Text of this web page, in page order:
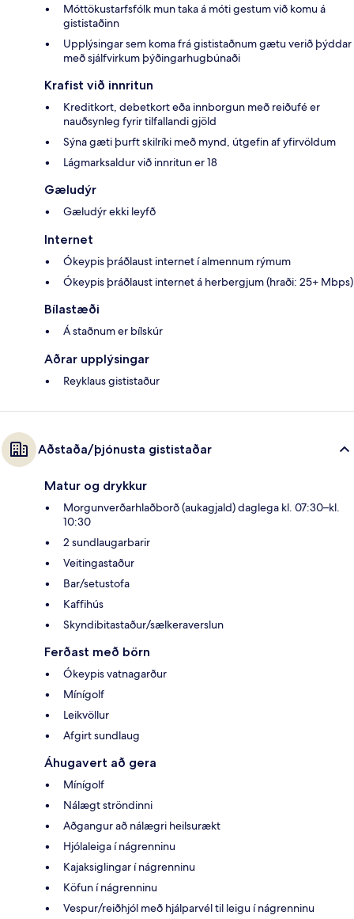
Móttökustarfsfólk mun taka á móti gestum við komu á
gististaðinn
Upplýsingar sem koma frá gististaðnum gætu verið þýddar
með sjálfvirkum þýðingarhugbúnaði
Krafist við innritun
Kreditkort, debetkort eða innborgun með reiðufé er
nauðsynleg fyrir tilfallandi gjöld
Sýna gæti þurft skilríki með mynd, útgefin af yfirvöldum
Lágmarksaldur við innritun er 18
Gæludýr
Gæludýr ekki leyfð
Internet
Ókeypis þráðlaust internet í almennum rýmum
Ókeypis þráðlaust internet á herbergjum (hraði: 25+ Mbps)
Bílastæði
Á staðnum er bílskúr
Aðrar upplýsingar
Reyklaus gististaður
Aðstaða/þjónusta gististaðar
Matur og drykkur
Morgunverðarhlaðborð (aukagjald) daglega kl. 07:30–kl.
10:30
2 sundlaugarbarir
Veitingastaður
Bar/setustofa
Kaffihús
Skyndibitastaður/sælkeraverslun
Ferðast með börn
Ókeypis vatnagarður
Mínígolf
Leikvöllur
Afgirt sundlaug
Áhugavert að gera
Mínígolf
Nálægt ströndinni
Aðgangur að nálægri heilsurækt
Hjólaleiga í nágrenninu
Kajaksiglingar í nágrenninu
Köfun í nágrenninu
Vespur/reiðhjól með hjálparvél til leigu í nágrenninu